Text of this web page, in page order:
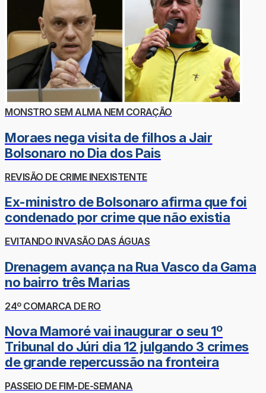
MONSTRO SEM ALMA NEM CORAÇÃO
Moraes nega visita de filhos a Jair
Bolsonaro no Dia dos Pais
REVISÃO DE CRIME INEXISTENTE
Ex-ministro de Bolsonaro afirma que foi
condenado por crime que não existia
EVITANDO INVASÃO DAS ÁGUAS
Drenagem avança na Rua Vasco da Gama
no bairro três Marias
24º COMARCA DE RO
Nova Mamoré vai inaugurar o seu 1º
Tribunal do Júri dia 12 julgando 3 crimes
de grande repercussão na fronteira
PASSEIO DE FIM-DE-SEMANA